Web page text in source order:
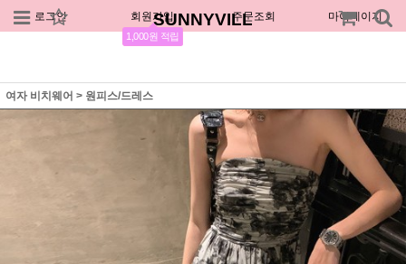
로그인 회원가입
1,000원 적립
주문조회 마이페이지
SUNNYVILL
여자 비치웨어 > 원피스/드레스